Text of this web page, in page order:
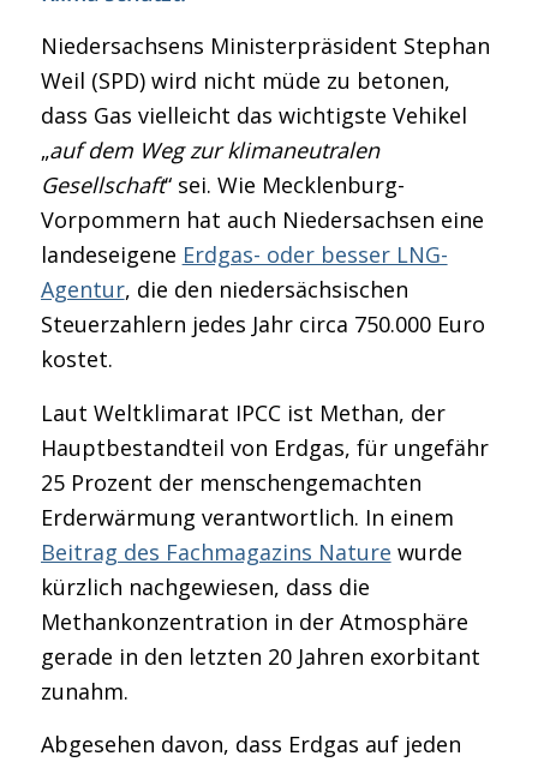
Niedersachsens Ministerpräsident Stephan
Weil (SPD) wird nicht müde zu betonen,
dass Gas vielleicht das wichtigste Vehikel
„auf dem Weg zur klimaneutralen
Gesellschaft“ sei. Wie Mecklenburg-
Vorpommern hat auch Niedersachsen eine
landeseigene Erdgas- oder besser LNG-
Agentur, die den niedersächsischen
Steuerzahlern jedes Jahr circa 750.000 Euro
kostet.
Laut Weltklimarat IPCC ist Methan, der
Hauptbestandteil von Erdgas, für ungefähr
25 Prozent der menschengemachten
Erderwärmung verantwortlich. In einem
Beitrag des Fachmagazins Nature wurde
kürzlich nachgewiesen, dass die
Methankonzentration in der Atmosphäre
gerade in den letzten 20 Jahren exorbitant
zunahm.
Abgesehen davon, dass Erdgas auf jeden